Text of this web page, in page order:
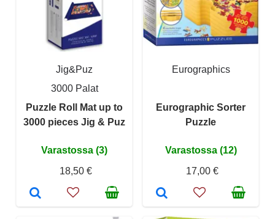
Jig&Puz
3000 Palat
Puzzle Roll Mat up to
3000 pieces Jig & Puz
Varastossa (3)
18,50 €
Eurographics
Eurographic Sorter
Puzzle
Varastossa (12)
17,00 €